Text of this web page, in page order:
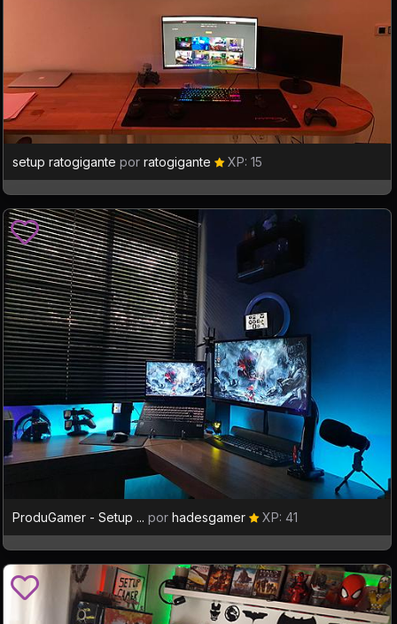
setup ratogigante por ratogigante XP: 15
ProduGamer - Setup ... por hadesgamer XP: 41